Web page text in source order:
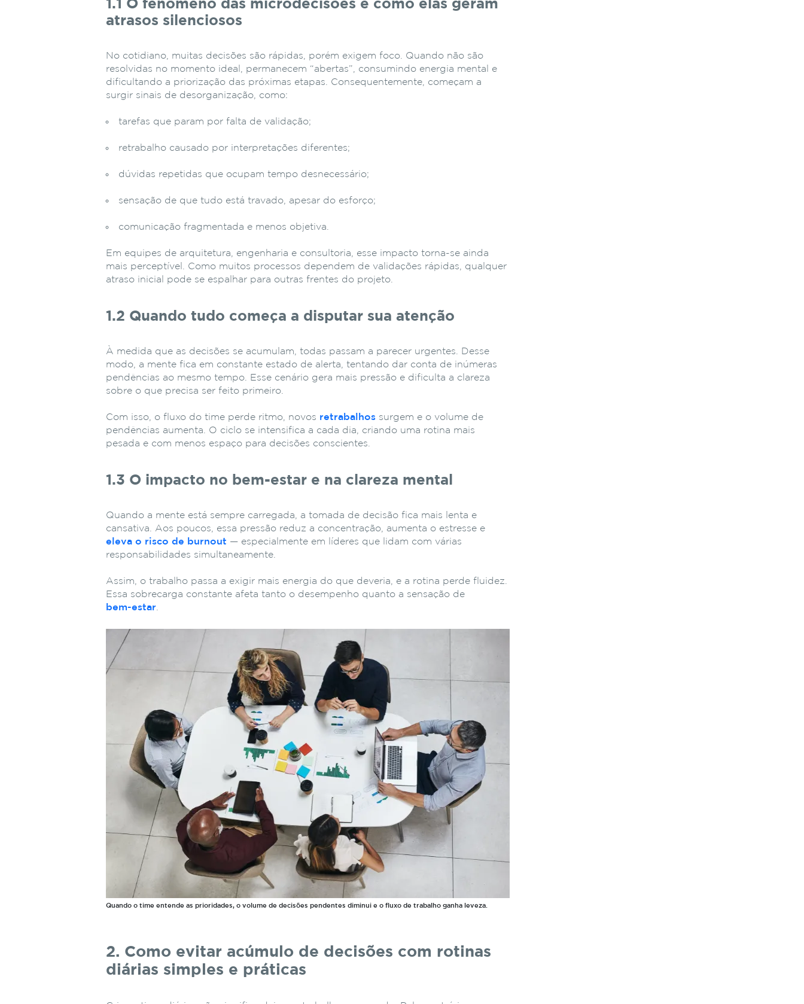
1.1 O fenômeno das microdecisões e como elas geram
atrasos silenciosos
No cotidiano, muitas decisões são rápidas, porém exigem foco. Quando não são
resolvidas no momento ideal, permanecem “abertas”, consumindo energia mental e
dificultando a priorização das próximas etapas. Consequentemente, começam a
surgir sinais de desorganização, como:
tarefas que param por falta de validação;
retrabalho causado por interpretações diferentes;
dúvidas repetidas que ocupam tempo desnecessário;
sensação de que tudo está travado, apesar do esforço;
comunicação fragmentada e menos objetiva.
Em equipes de arquitetura, engenharia e consultoria, esse impacto torna-se ainda
mais perceptível. Como muitos processos dependem de validações rápidas, qualquer
atraso inicial pode se espalhar para outras frentes do projeto.
1.2 Quando tudo começa a disputar sua atenção
À medida que as decisões se acumulam, todas passam a parecer urgentes. Desse
modo, a mente fica em constante estado de alerta, tentando dar conta de inúmeras
pendências ao mesmo tempo. Esse cenário gera mais pressão e dificulta a clareza
sobre o que precisa ser feito primeiro.
Com isso, o fluxo do time perde ritmo, novos retrabalhos surgem e o volume de
pendências aumenta. O ciclo se intensifica a cada dia, criando uma rotina mais
pesada e com menos espaço para decisões conscientes.
1.3 O impacto no bem-estar e na clareza mental
Quando a mente está sempre carregada, a tomada de decisão fica mais lenta e
cansativa. Aos poucos, essa pressão reduz a concentração, aumenta o estresse e
eleva o risco de burnout — especialmente em líderes que lidam com várias
responsabilidades simultaneamente.
Assim, o trabalho passa a exigir mais energia do que deveria, e a rotina perde fluidez.
Essa sobrecarga constante afeta tanto o desempenho quanto a sensação de
bem-estar.
Quando o time entende as prioridades, o volume de decisões pendentes diminui e o fluxo de trabalho ganha leveza.
2. Como evitar acúmulo de decisões com rotinas
diárias simples e práticas